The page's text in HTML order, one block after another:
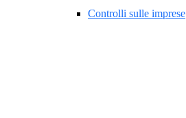
Controlli sulle imprese